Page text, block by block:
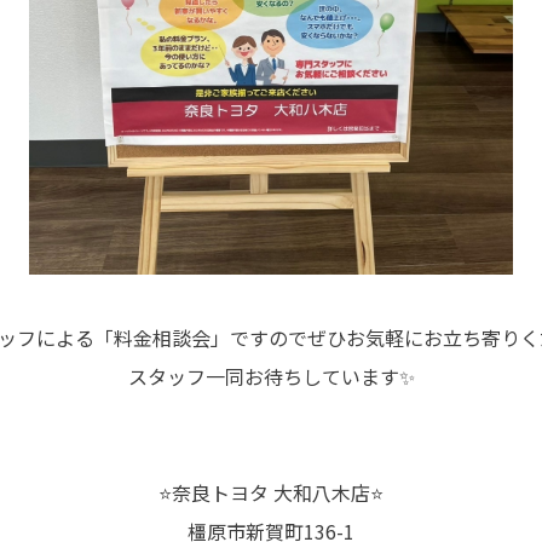
フによる「料金相談会」ですのでぜひお気軽にお立ち寄りく
スタッフ一同お待ちしています✨
⭐️奈良トヨタ 大和八木店⭐️
橿原市新賀町136-1